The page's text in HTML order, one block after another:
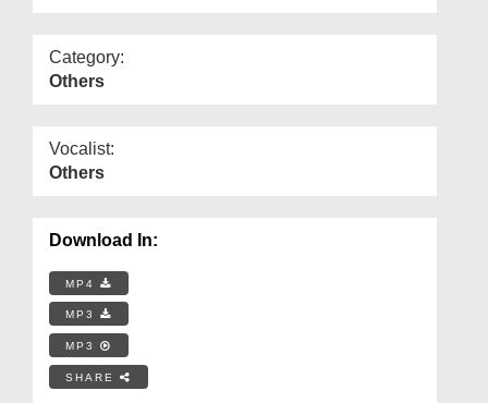
Category:
Others
Vocalist:
Others
Download In:
MP4
MP3
MP3
SHARE